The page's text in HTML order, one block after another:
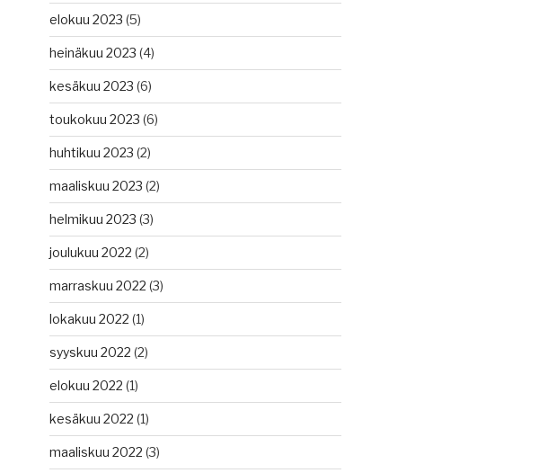
elokuu 2023 (5)
heinäkuu 2023 (4)
kesäkuu 2023 (6)
toukokuu 2023 (6)
huhtikuu 2023 (2)
maaliskuu 2023 (2)
helmikuu 2023 (3)
joulukuu 2022 (2)
marraskuu 2022 (3)
lokakuu 2022 (1)
syyskuu 2022 (2)
elokuu 2022 (1)
kesäkuu 2022 (1)
maaliskuu 2022 (3)